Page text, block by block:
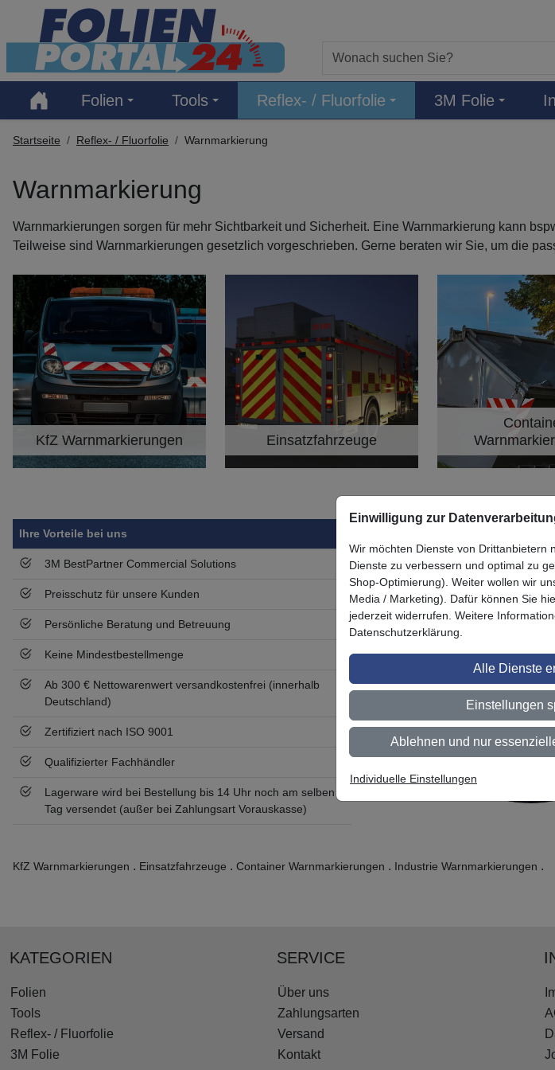
Hauptregion der Seite anspringen
Folien Tools Reflex- / Fluorfolie 3M Folie
Startseite Reflex- / Fluorfolie Warnmarkierung
Warnmarkierung
Warnmarkierungen sorgen für mehr Sichtbarkeit und Sicherheit. Eine Warnmarkierung kann
Teilweise sind Warnmarkierungen gesetzlich vorgeschrieben. Gerne beraten wir Sie, um die
KfZ Warnmarkierungen Einsatzfahrzeuge
Ihre Vorteile bei uns
3M BestPartner Commercial Solutions
Preisschutz für unsere Kunden
Persönliche Beratung und Betreuung
Keine Mindestbestellmenge
Ab 300 € Nettowarenwert versandkostenfrei (innerhalb
Deutschland)
Zertifiziert nach ISO 9001
Qualifizierter Fachhändler
Lagerware wird bei Bestellung bis 14 Uhr noch am selben
Tag versendet (außer bei Zahlungsart Vorauskasse)
KfZ Warnmarkierungen . Einsatzfahrzeuge . Container Warnmarkierungen . Industrie Warnmarkierungen .
KATEGORIEN
Folien
Tools
Reflex- / Fluorfolie
3M Folie
SERVICE
Über uns
Zahlungsarten
Versand
Kontakt
Einwilligung zur
Wir möchten Dienste von Drittanbietern
Dienste zu verbessern und optimal zu
Shop-Optimierung). Weiter wollen wir
Media / Marketing). Dafür können Sie
jederzeit widerrufen. Weitere
Datenschutzerklärung.
Alle Dienste
Einstellungen
Ablehnen und nur
Individuelle Einstellungen